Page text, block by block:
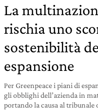
La
rischia uno
sostenibilità
espansione
Per Greenpeace i piani di
gli obblighi dell’azienda in
portando la causa al tribunale